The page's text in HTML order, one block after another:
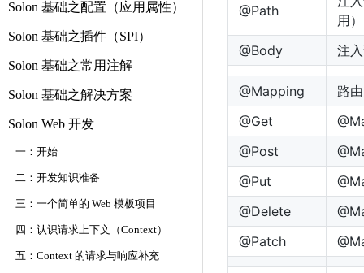
Solon 基础之配置（应用属性）
Solon 基础之插件（SPI）
Solon 基础之常用注解
Solon 基础之解决方案
Solon Web 开发
一：开始
二：开发知识准备
三：一个简单的 Web 模板项目
四：认识请求上下文（Context）
五：Context 的请求与响应补充
@Path
用）
@Body
注
@Mapping
路
@Get
@Post
@Put
@Delete
@Patch